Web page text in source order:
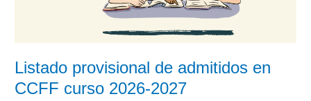
Listado provisional de admitidos en
CCFF curso 2026-2027